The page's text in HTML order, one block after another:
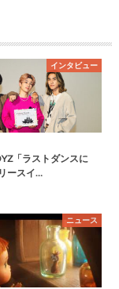
インタビュー
「ラストダンスに
ースイ…
ニュース